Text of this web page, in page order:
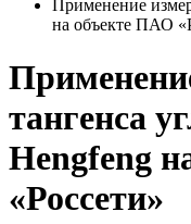
Применение
на объекте ПАО
тангенса
Hengfeng
«Россети»